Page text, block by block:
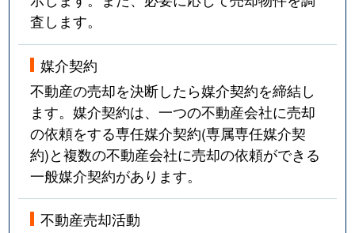
査します。
媒介契約
不動産の売却を決断したら媒介契約を締結し
ます。媒介契約は、一つの不動産会社に売却
の依頼をする専任媒介契約(専属専任媒介契
約)と複数の不動産会社に売却の依頼ができる
一般媒介契約があります。
不動産売却活動